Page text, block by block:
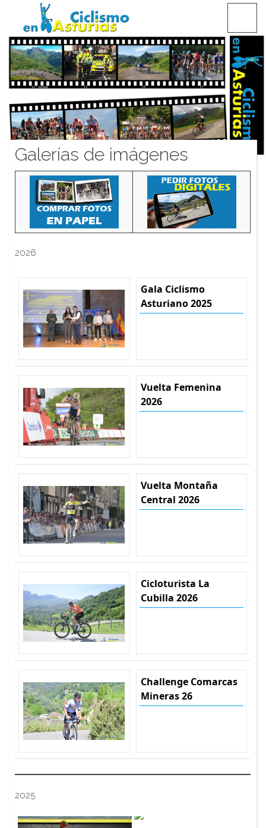
CICLISMO EN ASTURIAS
Galerías de imágenes
2026
Gala Ciclismo
Asturiano 2025
Vuelta Femenina
2026
Vuelta Montaña
Central 2026
Cicloturista La
Cubilla 2026
Challenge Comarcas
Mineras 26
2025